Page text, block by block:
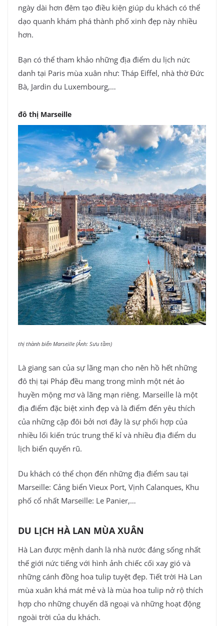
ngày dài hơn đêm tạo điều kiện giúp du khách có thể
dạo quanh khám phá thành phố xinh đẹp này nhiều
hơn.
Bạn có thể tham khảo những địa điểm du lịch nức
danh tại Paris mùa xuân như: Tháp Eiffel, nhà thờ Đức
Bà, Jardin du Luxembourg,…
đô thị Marseille
thị thành biển Marseille (Ảnh: Sưu tầm)
Là giang san của sự lãng mạn cho nên hồ hết những
đô thị tại Pháp đều mang trong mình một nét ảo
huyền mộng mơ và lãng mạn riêng. Marseille là một
địa điểm đặc biệt xinh đẹp và là điểm đến yêu thích
của những cặp đôi bởi nơi đây là sự phối hợp của
nhiều lối kiến trúc trung thế kỉ và nhiều địa điểm du
lịch biển quyến rũ.
Du khách có thể chọn đến những địa điểm sau tại
Marseille: Cảng biển Vieux Port, Vịnh Calanques, Khu
phố cổ nhất Marseille: Le Panier,…
DU LỊCH HÀ LAN MÙA XUÂN
Hà Lan được mệnh danh là nhà nước đáng sống nhất
thế giới nức tiếng với hình ảnh chiếc cối xay gió và
những cánh đồng hoa tulip tuyệt đẹp. Tiết trời Hà Lan
mùa xuân khá mát mẻ và là mùa hoa tulip nở rộ thích
hợp cho những chuyến dã ngoại và những hoạt động
ngoài trời của du khách.